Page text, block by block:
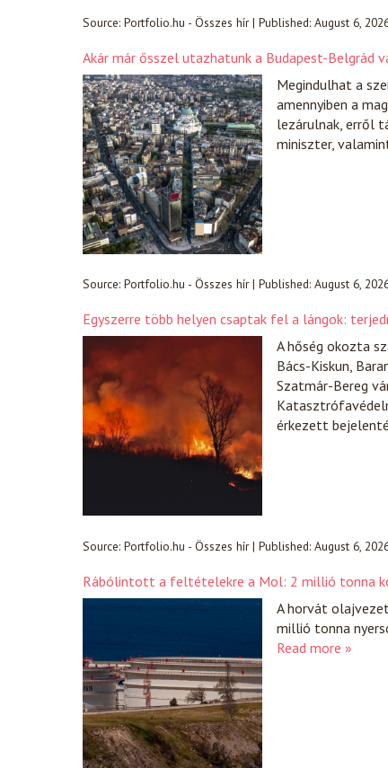
Source: Portfolio.hu - Összes hír| Published: August 6,
Akár már ősszel utazhatunk a Budapest-Belgrád
Megindulhat a
amennyiben a
lezárulnak, erről
miniszter,
Source: Portfolio.hu - Összes hír| Published: August 6,
Egyszerre több helyen csaptak fel a lángok:
A hőség okozta
Bács-Kiskun,
Szatmár-Bereg
érkezett
Source: Portfolio.hu - Összes hír| Published: August 6,
Rábólintott a feltételekre a Mol: 2 millió tonna
A horvát
millió tonna
Read more »